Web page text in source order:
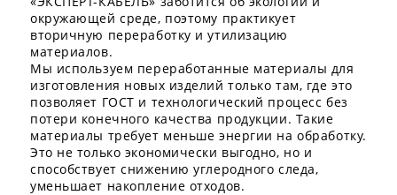
окружающей среде, поэтому практикует
вторичную переработку и утилизацию
материалов.
Мы используем переработанные материалы для
изготовления новых изделий только там, где это
позволяет ГОСТ и технологический процесс без
потери конечного качества продукции. Такие
материалы требует меньше энергии на обработку.
Это не только экономически выгодно, но и
способствует снижению углеродного следа,
уменьшает накопление отходов.